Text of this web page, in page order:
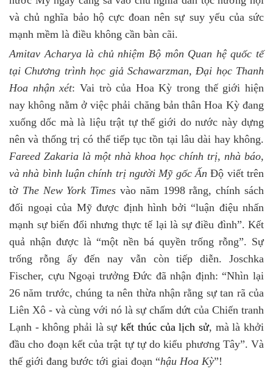
và chủ nghĩa bảo hộ cực đoan nên sự suy yếu của sức
mạnh mềm là điều không cần bàn cãi.
Amitav Acharya là chủ nhiệm Bộ môn Quan hệ quốc tế
tại Chương trình học giả Schawarzman, Đại học Thanh
Hoa nhận xét: Vai trò của Hoa Kỳ trong thế giới hiện
nay không nằm ở việc phải chăng bản thân Hoa Kỳ đang
xuống dốc mà là liệu trật tự thế giới do nước này dựng
nên và thống trị có thể tiếp tục tồn tại lâu dài hay không.
Fareed Zakaria là một nhà khoa học chính trị, nhà báo,
và nhà bình luận chính trị người Mỹ gốc Ấn Độ viết trên
tờ The New York Times vào năm 1998 rằng, chính sách
đối ngoại của Mỹ được định hình bởi “luận điệu nhấn
mạnh sự biến đổi nhưng thực tế lại là sự điều đình”. Kết
quả nhận được là “một nền bá quyền trống rỗng”. Sự
trống rỗng ấy đến nay vẫn còn tiếp diễn. Joschka
Fischer, cựu Ngoại trưởng Đức đã nhận định: “Nhìn lại
26 năm trước, chúng ta nên thừa nhận rằng sự tan rã của
Liên Xô - và cùng với nó là sự chấm dứt của Chiến tranh
Lạnh - không phải là sựkết thúc của lịch sử, mà là khởi
đầu cho đoạn kết của trật tự tự do kiểu phương Tây”. Và
thế giới đang bước tới giai đoạn “hậu Hoa Kỳ”!